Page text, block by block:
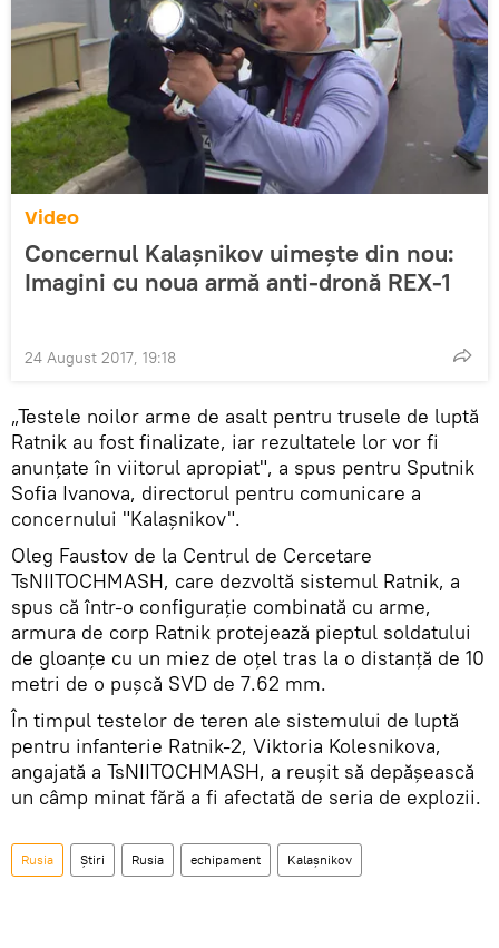
Video
Concernul Kalașnikov uimește din nou:
Imagini cu noua armă anti-dronă REX-1
24 August 2017, 19:18
„Testele noilor arme de asalt pentru trusele de luptă
Ratnik au fost finalizate, iar rezultatele lor vor fi
anunțate în viitorul apropiat", a spus pentru Sputnik
Sofia Ivanova, directorul pentru comunicare a
concernului "Kalașnikov".
Oleg Faustov de la Centrul de Cercetare
TsNIITOCHMASH, care dezvoltă sistemul Ratnik, a
spus că într-o configurație combinată cu arme,
armura de corp Ratnik protejează pieptul soldatului
de gloanțe cu un miez de oțel tras la o distanță de 10
metri de o pușcă SVD de 7.62 mm.
În timpul testelor de teren ale sistemului de luptă
pentru infanterie Ratnik-2, Viktoria Kolesnikova,
angajată a TsNIITOCHMASH, a reușit să depășească
un câmp minat fără a fi afectată de seria de explozii.
Rusia Știri Rusia echipament Kalașnikov